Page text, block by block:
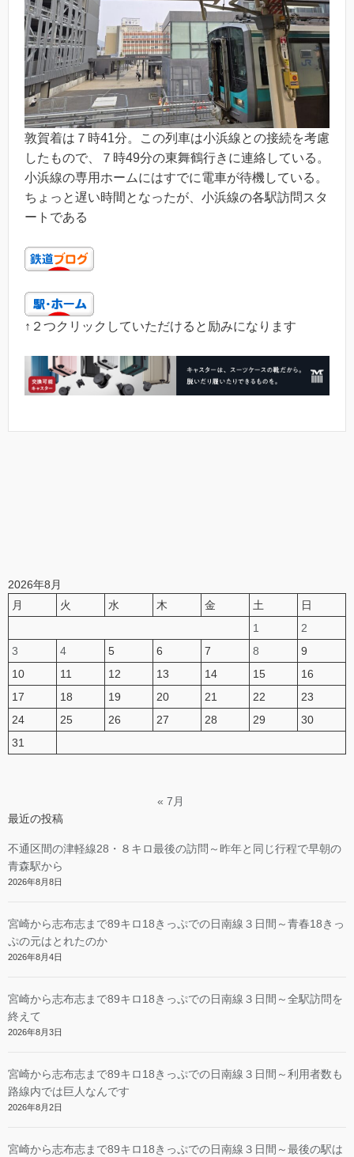
敦賀着は７時41分。この列車は小浜線との接続を考慮
したもので、７時49分の東舞鶴行きに連絡している。
小浜線の専用ホームにはすでに電車が待機している。
ちょっと遅い時間となったが、小浜線の各駅訪問スタ
ートである
↑２つクリックしていただけると励みになります
2026年8月
月
火 水 木 金 土
日
1
2
3
4 5 6 7 8
9
10
11 12 13 14 15
16
17
18 19 20 21 22
23
24
25 26 27 28 29
30
31
« 7月
最近の投稿
不通区間の津軽線28・８キロ最後の訪問～昨年と同じ行程で早朝の
青森駅から
2026年8月8日
宮崎から志布志まで89キロ18きっぷでの日南線３日間～青春18きっ
ぷの元はとれたのか
2026年8月4日
宮崎から志布志まで89キロ18きっぷでの日南線３日間～全駅訪問を
終えて
2026年8月3日
宮崎から志布志まで89キロ18きっぷでの日南線３日間～利用者数も
路線内では巨人なんです
2026年8月2日
宮崎から志布志まで89キロ18きっぷでの日南線３日間～最後の駅は